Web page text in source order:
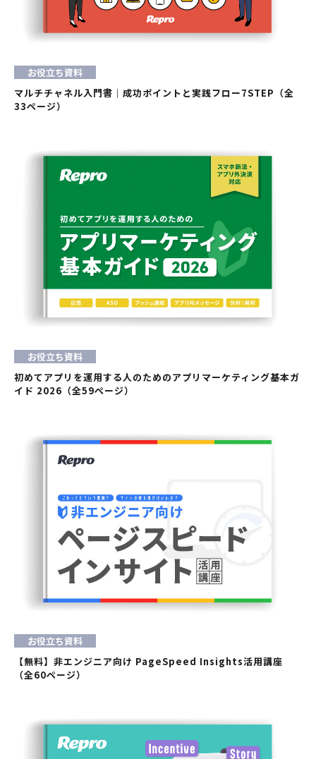
お役立ち資料
マルチチャネル入門書｜成功ポイントと実践フロー7STEP（全
33ページ）
お役立ち資料
初めてアプリを運用する人のためのアプリマーケティング基本ガ
イド 2026（全59ページ）
お役立ち資料
【無料】非エンジニア向け PageSpeed Insights活用講座
（全60ページ）